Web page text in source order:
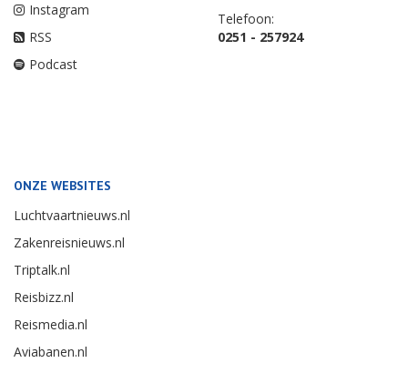
Instagram
RSS
Podcast
Telefoon:
0251 - 257924
ONZE WEBSITES
Luchtvaartnieuws.nl
Zakenreisnieuws.nl
Triptalk.nl
Reisbizz.nl
Reismedia.nl
Aviabanen.nl